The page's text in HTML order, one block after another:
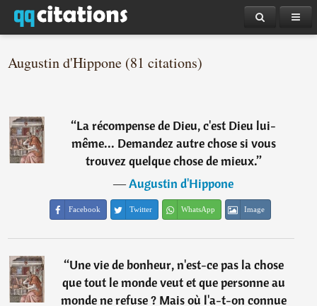
Augustin d'Hippone (81 citations)
“La récompense de Dieu, c'est Dieu lui-
même... Demandez autre chose si vous
trouvez quelque chose de mieux.”
―Augustin d'Hippone
Facebook Twitter WhatsApp Image
“Une vie de bonheur, n'est-ce pas la chose
que tout le monde veut et que personne au
monde ne refuse ? Mais où l'a-t-on connue